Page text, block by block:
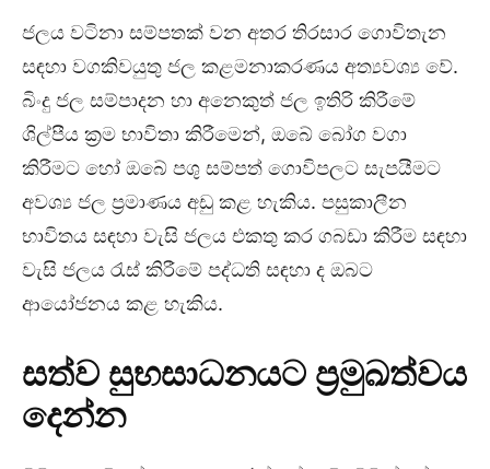
ජලය වටිනා සම්පතක් වන අතර තිරසාර ගොවිතැන
සඳහා වගකිවයුතු ජල කළමනාකරණය අත්‍යවශ්‍ය වේ.
බිංදු ජල සම්පාදන හා අනෙකුත් ජල ඉතිරි කිරීමේ
ශිල්පීය ක්‍රම භාවිතා කිරීමෙන්, ඔබේ බෝග වගා
කිරීමට හෝ ඔබේ පශු සම්පත් ගොවිපලට සැපයීමට
අවශ්‍ය ජල ප්‍රමාණය අඩු කළ හැකිය. පසුකාලීන
භාවිතය සඳහා වැසි ජලය එකතු කර ගබඩා කිරීම සඳහා
වැසි ජලය රැස් කිරීමේ පද්ධති සඳහා ද ඔබට
ආයෝජනය කළ හැකිය.
සත්ව සුභසාධනයට ප්‍රමුඛත්වය
දෙන්න